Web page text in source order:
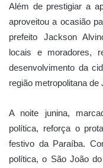
Além de prestigiar a
aproveitou a ocasião
prefeito Jackson
locais e moradores,
desenvolvimento da
região metropolitana de
A noite junina,
política, reforça o
festivo da Paraíba.
política, o São João